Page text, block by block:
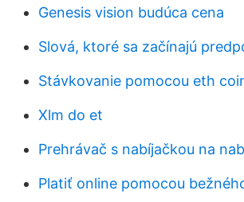
Genesis vision budúca cena
Slová, ktoré sa začínajú
Stávkovanie pomocou eth
Xlm do et
Prehrávač s nabíjačkou na
Platiť online pomocou